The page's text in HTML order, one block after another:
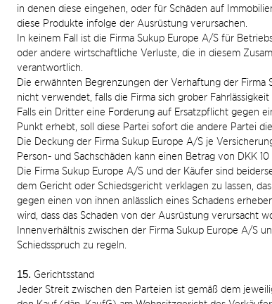
in denen diese eingehen, oder für Schäden auf
diese Produkte infolge der Ausrüstung verursachen.
In keinem Fall ist die Firma Sukup Europe A/S für
oder andere wirtschaftliche Verluste, die in diesem
verantwortlich.
Die erwähnten Begrenzungen der Verhaftung der Firma
nicht verwendet, falls die Firma sich grober Fahrlässigkeit
Falls ein Dritter eine Forderung auf Ersatzpflicht gegen
Punkt erhebt, soll diese Partei sofort die andere Partei
Die Deckung der Firma Sukup Europe A/S je
Person- und Sachschäden kann einen Betrag von DKK
Die Firma Sukup Europe A/S und der Käufer sind
dem Gericht oder Schiedsgericht verklagen zu lassen,
gegen einen von ihnen anlässlich eines Schadens
wird, dass das Schaden von der Ausrüstung verursacht
Innenverhältnis zwischen der Firma Sukup Europe A/S
Schiedsspruch zu regeln.
15. Gerichtsstand
Jeder Streit zwischen den Parteien ist gemäß dem